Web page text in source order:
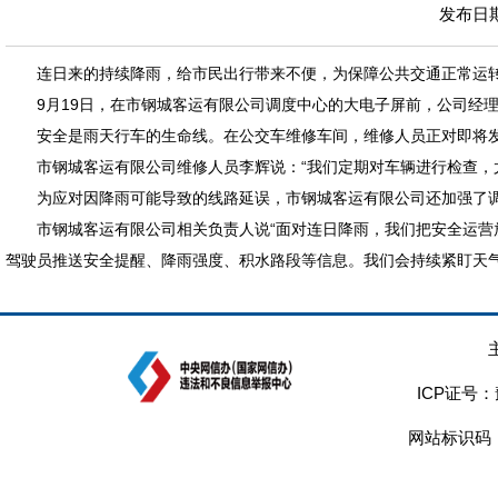
发布日
连日来的持续降雨，给市民出行带来不便，为保障公共交通正常
9月19日，在市钢城客运有限公司调度中心的大电子屏前，公司经
安全是雨天行车的生命线。在公交车维修车间，维修人员正对即将
市钢城客运有限公司维修人员李辉说：“我们定期对车辆进行检查
为应对因降雨可能导致的线路延误，市钢城客运有限公司还加强
市钢城客运有限公司相关负责人说“面对连日降雨，我们把安全运
驾驶员推送安全提醒、降雨强度、积水路段等信息。我们会持续紧盯
ICP证号：
网站标识码